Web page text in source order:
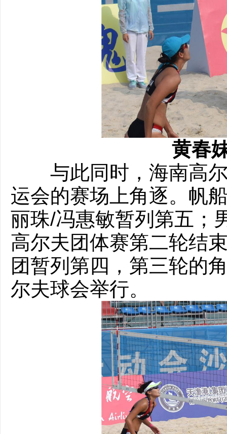
黄春
与此同时，海南高尔
运会的赛场上角逐。帆
丽珠/冯惠敏暂列第五；
高尔夫团体赛第二轮结
团暂列第四，第三轮的
尔夫球会举行。